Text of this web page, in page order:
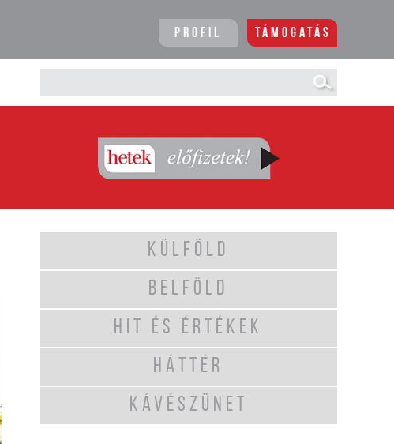
Profil Támogatás
KÜLFÖLD
BELFÖLD
HIT ÉS ÉRTÉKEK
HÁTTÉR
KÁVÉSZÜNET